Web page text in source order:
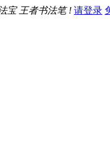
宝 王者书法笔 ! 请登录